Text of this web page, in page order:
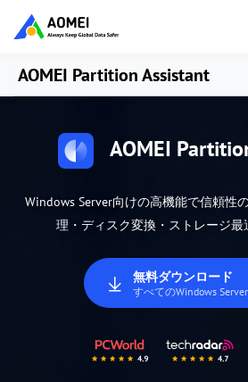
AOMEI Partition Assistant
AOMEI
Windows Server向けの高機能で信頼性
理・ディスク変換・ストレージ最
無料ダウンロード
すべてのWindows